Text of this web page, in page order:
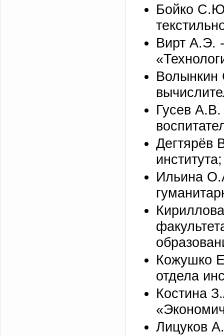
Бойко
Вирт А.Э.
Волынкин
Гусев А.В.
Дегтярёв
института;
Ильина
Кожушко
отдела
Костина
Лицуков